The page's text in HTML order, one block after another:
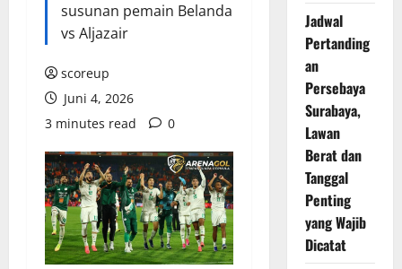
susunan pemain Belanda
vs Aljazair
scoreup
Juni 4, 2026
3 minutes read
0
Jadwal
Pertanding
an
Persebaya
Surabaya,
Lawan
Berat dan
Tanggal
Penting
yang Wajib
Dicatat